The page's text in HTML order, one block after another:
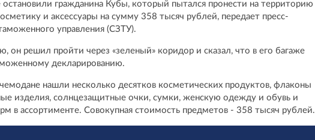
гражданина Кубы, который пытался пронести на территорию
и аксессуары на сумму 358 тысяч рублей, передает пресс-
управления (СЗТУ).
он решил пройти через «зеленый» коридор и сказал, что в его багаже
декларированию.
нашли несколько десятков косметических продуктов, флаконы
изделия, солнцезащитные очки, сумки, женскую одежду и обувь и
в ассортименте. Совокупная стоимость предметов - 358 тысяч рублей.